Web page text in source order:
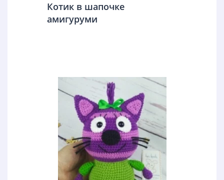
Котик в шапочке
амигуруми